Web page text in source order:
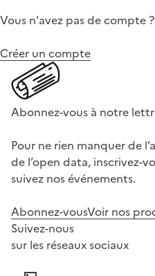
Vous n'avez pas de compte ?
Créer un compte
Abonnez-vous à notre
Pour ne rien manquer de
de l’open data, inscrivez-
suivez nos événements.
Abonnez-vousVoir nos
Suivez-nous
sur les réseaux sociaux